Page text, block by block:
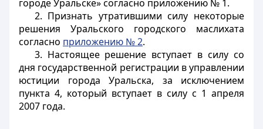
городе Уральске» согласно приложению № 1.
2. Признать утратившими силу некоторые
решения Уральского городского маслихата
согласно приложению № 2.
3. Настоящее решение вступает в силу со
дня государственной регистрации в управлении
юстиции города Уральска, за исключением
пункта 4, который вступает в силу с 1 апреля
2007 года.